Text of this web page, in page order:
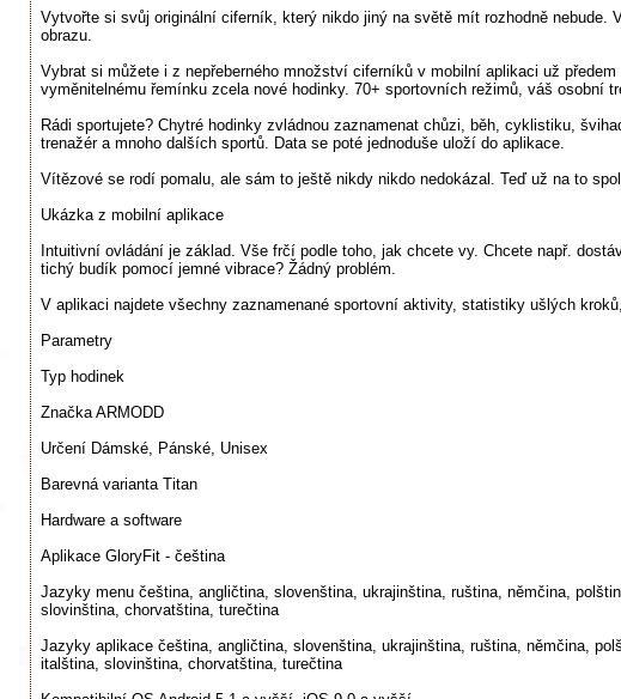
Vytvořte si svůj originální ciferník, který nikdo jiný na světě mít rozhodně
obrazu.
Vybrat si můžete i z nepřeberného množství ciferníků v mobilní aplikaci už
vyměnitelnému řemínku zcela nové hodinky. 70+ sportovních režimů, váš osobní
Rádi sportujete? Chytré hodinky zvládnou zaznamenat chůzi, běh, cyklistiku,
trenažér a mnoho dalších sportů. Data se poté jednoduše uloží do aplikace.
Vítězové se rodí pomalu, ale sám to ještě nikdy nikdo nedokázal. Teď už na to
Ukázka z mobilní aplikace
Intuitivní ovládání je základ. Vše frčí podle toho, jak chcete vy. Chcete např.
tichý budík pomocí jemné vibrace? Žádný problém.
V aplikaci najdete všechny zaznamenané sportovní aktivity, statistiky ušlých
Parametry
Typ hodinek
Značka ARMODD
Určení Dámské, Pánské, Unisex
Barevná varianta Titan
Hardware a software
Aplikace GloryFit - čeština
Jazyky menu čeština, angličtina, slovenština, ukrajinština, ruština, němčina,
slovinština, chorvatština, turečtina
Jazyky aplikace čeština, angličtina, slovenština, ukrajinština, ruština, němčina,
italština, slovinština, chorvatština, turečtina